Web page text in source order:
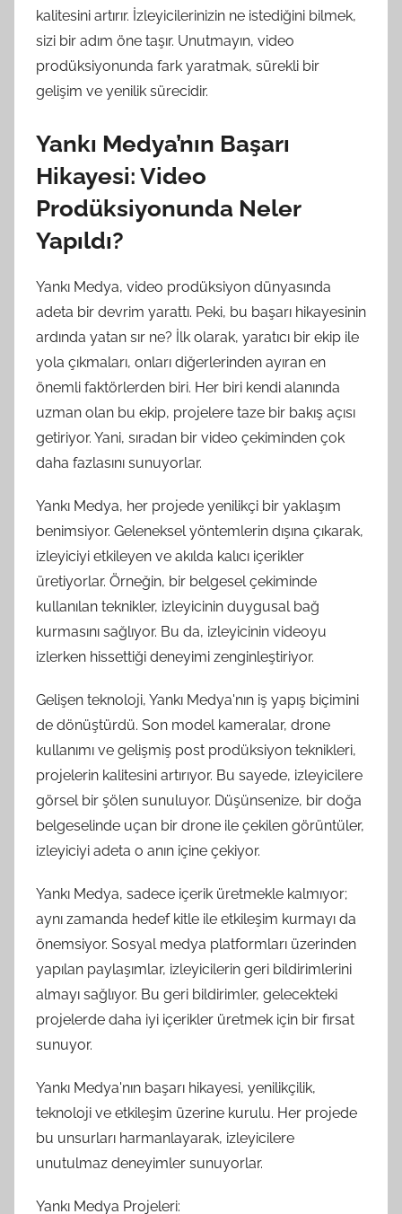
kalitesini artırır. İzleyicilerinizin ne istediğini bilmek,
sizi bir adım öne taşır. Unutmayın, video
prodüksiyonunda fark yaratmak, sürekli bir
gelişim ve yenilik sürecidir.
Yankı Medya’nın Başarı
Hikayesi: Video
Prodüksiyonunda Neler
Yapıldı?
Yankı Medya, video prodüksiyon dünyasında
adeta bir devrim yarattı. Peki, bu başarı hikayesinin
ardında yatan sır ne? İlk olarak, yaratıcı bir ekip ile
yola çıkmaları, onları diğerlerinden ayıran en
önemli faktörlerden biri. Her biri kendi alanında
uzman olan bu ekip, projelere taze bir bakış açısı
getiriyor. Yani, sıradan bir video çekiminden çok
daha fazlasını sunuyorlar.
Yankı Medya, her projede yenilikçi bir yaklaşım
benimsiyor. Geleneksel yöntemlerin dışına çıkarak,
izleyiciyi etkileyen ve akılda kalıcı içerikler
üretiyorlar. Örneğin, bir belgesel çekiminde
kullanılan teknikler, izleyicinin duygusal bağ
kurmasını sağlıyor. Bu da, izleyicinin videoyu
izlerken hissettiği deneyimi zenginleştiriyor.
Gelişen teknoloji, Yankı Medya'nın iş yapış biçimini
de dönüştürdü. Son model kameralar, drone
kullanımı ve gelişmiş post prodüksiyon teknikleri,
projelerin kalitesini artırıyor. Bu sayede, izleyicilere
görsel bir şölen sunuluyor. Düşünsenize, bir doğa
belgeselinde uçan bir drone ile çekilen görüntüler,
izleyiciyi adeta o anın içine çekiyor.
Yankı Medya, sadece içerik üretmekle kalmıyor;
aynı zamanda hedef kitle ile etkileşim kurmayı da
önemsiyor. Sosyal medya platformları üzerinden
yapılan paylaşımlar, izleyicilerin geri bildirimlerini
almayı sağlıyor. Bu geri bildirimler, gelecekteki
projelerde daha iyi içerikler üretmek için bir fırsat
sunuyor.
Yankı Medya'nın başarı hikayesi, yenilikçilik,
teknoloji ve etkileşim üzerine kurulu. Her projede
bu unsurları harmanlayarak, izleyicilere
unutulmaz deneyimler sunuyorlar.
Yankı Medya Projeleri: